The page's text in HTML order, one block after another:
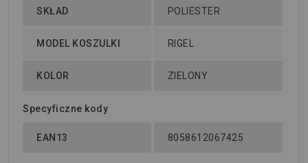
SKŁAD POLIESTER
MODEL KOSZULKI RIGEL
KOLOR ZIELONY
Specyficzne kody
EAN13 8058612067425